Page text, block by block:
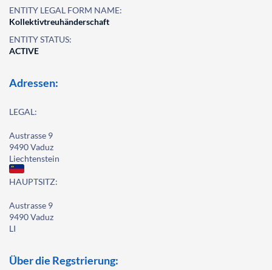
ENTITY LEGAL FORM NAME:
Kollektivtreuhänderschaft
ENTITY STATUS:
ACTIVE
Adressen:
LEGAL:
Austrasse 9
9490 Vaduz
Liechtenstein
HAUPTSITZ:
Austrasse 9
9490 Vaduz
LI
Über die Regstrierung: